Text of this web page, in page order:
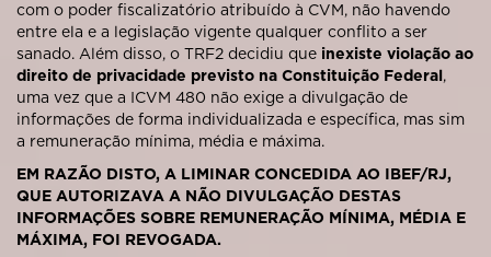
com o poder fiscalizatório atribuído à CVM, não havendo
entre ela e a legislação vigente qualquer conflito a ser
sanado. Além disso, o TRF2 decidiu que inexiste violação ao
direito de privacidade previsto na Constituição Federal,
uma vez que a ICVM 480 não exige a divulgação de
informações de forma individualizada e específica, mas sim
a remuneração mínima, média e máxima.
EM RAZÃO DISTO, A LIMINAR CONCEDIDA AO IBEF/RJ,
QUE AUTORIZAVA A NÃO DIVULGAÇÃO DESTAS
INFORMAÇÕES SOBRE REMUNERAÇÃO MÍNIMA, MÉDIA E
MÁXIMA, FOI REVOGADA.